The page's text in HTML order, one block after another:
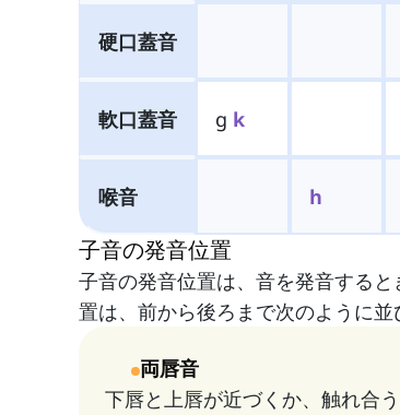
硬口蓋音
軟口蓋音 g k
喉音 h
子音の発音位置
子音の発音位置は、音を発音する
置は、前から後ろまで次のように並
両唇音
下唇と上唇が近づくか、触れ合う